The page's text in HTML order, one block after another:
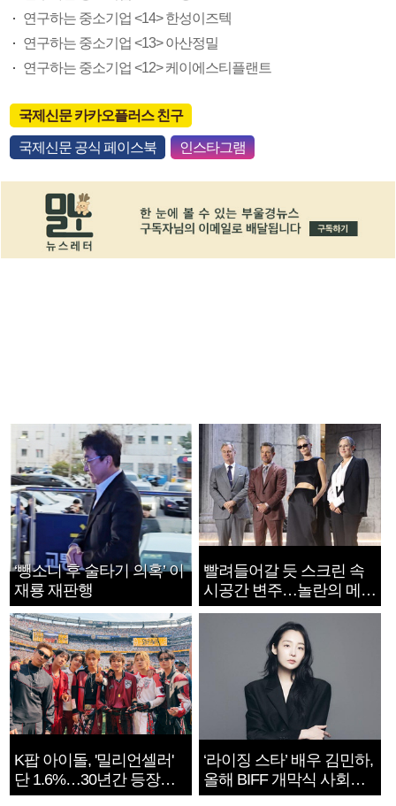
연구하는 중소기업 <14> 한성이즈텍
연구하는 중소기업 <13> 아산정밀
연구하는 중소기업 <12> 케이에스티플랜트
국제신문 카카오플러스 친구
국제신문 공식 페이스북 인스타그램
‘뺑소니 후 술타기 의혹’ 이
재룡 재판행
빨려들어갈 듯 스크린 속
시공간 변주…놀란의 메시
지는 ‘전쟁 속죄’
K팝 아이돌, '밀리언셀러'
단 1.6%…30년간 등장
1182개팀 전수조사
‘라이징 스타’ 배우 김민하,
올해 BIFF 개막식 사회자
확정